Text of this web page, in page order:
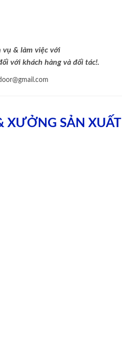
vụ & làm việc với
với khách hàng và đối tác!.
XƯỞNG SẢN XUẤT